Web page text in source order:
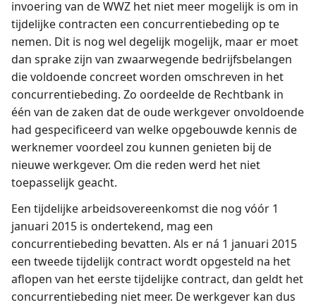
invoering van de WWZ het niet meer mogelijk is om in
tijdelijke contracten een concurrentiebeding op te
nemen. Dit is nog wel degelijk mogelijk, maar er moet
dan sprake zijn van zwaarwegende bedrijfsbelangen
die voldoende concreet worden omschreven in het
concurrentiebeding. Zo oordeelde de Rechtbank in
één van de zaken dat de oude werkgever onvoldoende
had gespecificeerd van welke opgebouwde kennis de
werknemer voordeel zou kunnen genieten bij de
nieuwe werkgever. Om die reden werd het niet
toepasselijk geacht.
Een tijdelijke arbeidsovereenkomst die nog vóór 1
januari 2015 is ondertekend, mag een
concurrentiebeding bevatten. Als er ná 1 januari 2015
een tweede tijdelijk contract wordt opgesteld na het
aflopen van het eerste tijdelijke contract, dan geldt het
concurrentiebeding niet meer. De werkgever kan dus